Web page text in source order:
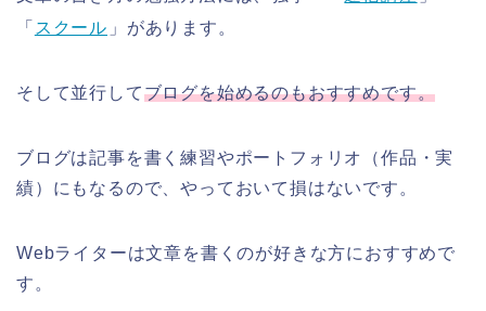
「 スクール 」があります。
そして並行してブログを始めるのもおすすめです。
ブログは記事を書く練習やポートフォリオ（作品・実
績）にもなるので、やっておいて損はないです。
Webライターは文章を書くのが好きな方におすすめで
す。